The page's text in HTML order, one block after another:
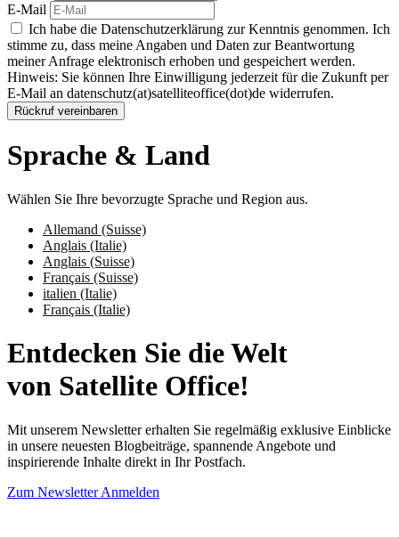
E-Mail
Ich habe die Datenschutzerklärung zur Kenntnis genommen. Ich
stimme zu, dass meine Angaben und Daten zur Beantwortung
meiner Anfrage elektronisch erhoben und gespeichert werden.
Hinweis: Sie können Ihre Einwilligung jederzeit für die Zukunft per
E-Mail an datenschutz(at)satelliteoffice(dot)de widerrufen.
Rückruf vereinbaren
Sprache & Land
Wählen Sie Ihre bevorzugte Sprache und Region aus.
Allemand (Suisse)
Anglais (Italie)
Anglais (Suisse)
Français (Suisse)
italien (Italie)
Français (Italie)
Entdecken Sie die Welt
von Satellite Office!
Mit unserem Newsletter erhalten Sie regelmäßig exklusive Einblicke
in unsere neuesten Blogbeiträge, spannende Angebote und
inspirierende Inhalte direkt in Ihr Postfach.
Zum Newsletter Anmelden